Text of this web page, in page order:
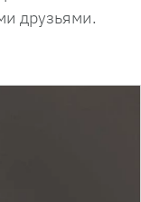
друзьями.